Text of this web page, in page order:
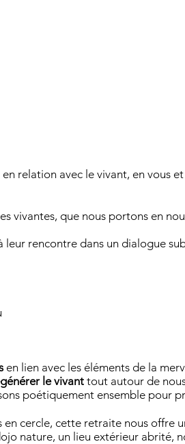
relation avec le vivant, en vous
vivantes, que nous portons en
leur rencontre dans un dialogue
en lien avec les éléments de la
le vivant tout autour de
poétiquement ensemble pour
cercle, cette retraite nous offre
nature, un lieu extérieur abrité,